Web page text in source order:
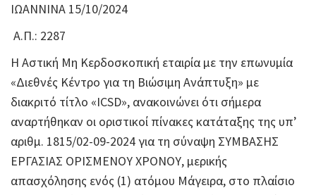
ΙΩΑΝΝΙΝΑ 15/10/2024
Α.Π.: 2287
Η Αστική Μη Κερδοσκοπική εταιρία με την επωνυμία
«Διεθνές Κέντρο για τη Βιώσιμη Ανάπτυξη» με
διακριτό τίτλο «ICSD», ανακοινώνει ότι σήμερα
αναρτήθηκαν οι οριστικοί πίνακες κατάταξης της υπ’
αριθμ. 1815/02-09-2024 για τη σύναψη ΣΥΜΒΑΣΗΣ
ΕΡΓΑΣΙΑΣ ΟΡΙΣΜΕΝΟΥ ΧΡΟΝΟΥ, μερικής
απασχόλησης ενός (1) ατόμου Μάγειρα, στο πλαίσιο